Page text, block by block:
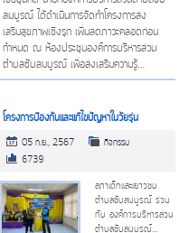
สมบูรณ์ ได้ดำเนินการจัดทำโครงการส่ง
เสริมสุขภาพเชิงรุก เพิ่มลดภาวะคลอดก่อน
กำหนด ณ ห้องประชุมองค์การบริหารส่วน
ตำบลซับสมบูรณ์ เพื่อส่งเสริมความรู้…
โครงการป้องกันและแก้ไขปัญหาในวัยรุ่น
05 ก.ย., 2567
กิจกรรม
6739
สภาเด็กและเยาวชน
ตำบลซับสมบูรณ์ ร่วม
กับ องค์การบริหารส่วน
ตำบลซับสมบูรณ์…